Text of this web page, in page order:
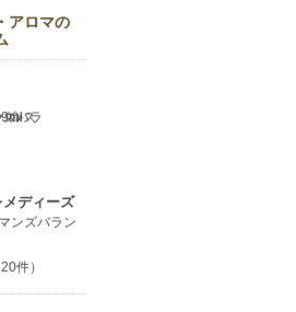
アロマの
ディーズ
ンズバラン
20件）